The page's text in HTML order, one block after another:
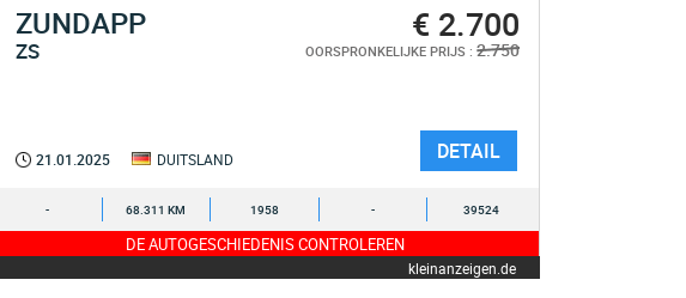
ZUNDAPP
ZS
€ 2.700
OORSPRONKELIJKE PRIJS : 2.750
21.01.2025 DUITSLAND DETAIL
- 68.311 KM 1958 - 39524
DE AUTOGESCHIEDENIS CONTROLEREN
kleinanzeigen.de